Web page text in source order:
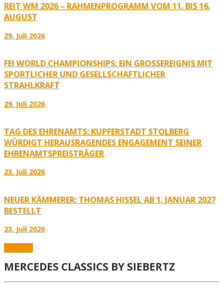
REIT WM 2026 – RAHMENPROGRAMM VOM 11. BIS 16.
AUGUST
29. Juli 2026
FEI WORLD CHAMPIONSHIPS: EIN GROSSEREIGNIS MIT S
PORTLICHER UND GESELLSCHAFTLICHER S
TRAHLKRAFT
29. Juli 2026
TAG DES EHRENAMTS: KUPFERSTADT STOLBERG
WÜRDIGT HERAUSRAGENDES ENGAGEMENT SEINER
EHRENAMTSPREISTRÄGER
23. Juli 2026
NEUER KÄMMERER: THOMAS HISSEL AB 1. JANUAR 2027
BESTELLT
23. Juli 2026
MERCEDES CLASSICS BY SIEBERTZ